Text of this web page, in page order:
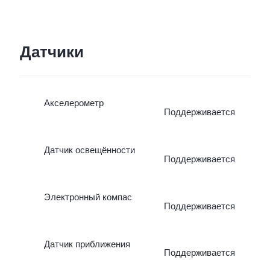
Датчики
Акселерометр
Поддерживается
Датчик освещённости
Поддерживается
Электронный компас
Поддерживается
Датчик приближения
Поддерживается